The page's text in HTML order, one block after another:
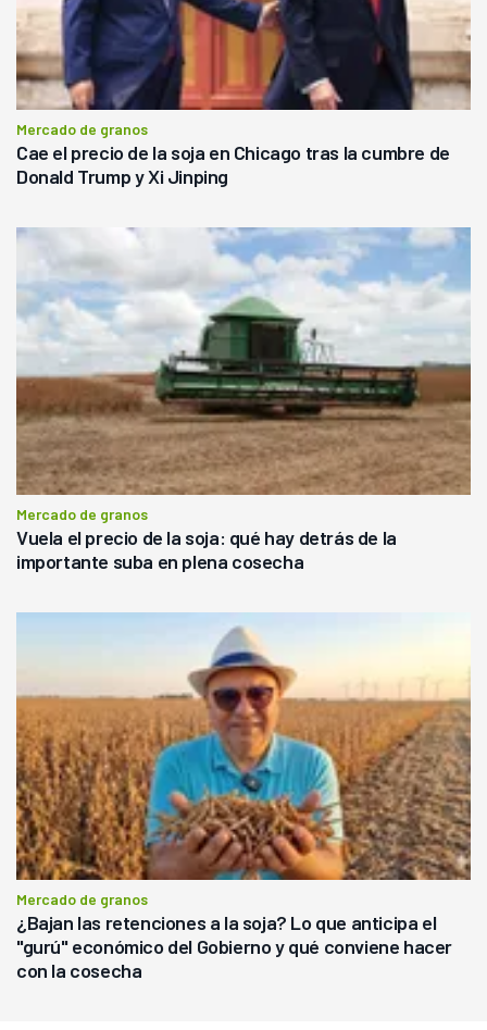
Mercado de granos
Cae el precio de la soja en Chicago tras la cumbre de
Donald Trump y Xi Jinping
Mercado de granos
Vuela el precio de la soja: qué hay detrás de la
importante suba en plena cosecha
Mercado de granos
¿Bajan las retenciones a la soja? Lo que anticipa el
"gurú" económico del Gobierno y qué conviene hacer
con la cosecha